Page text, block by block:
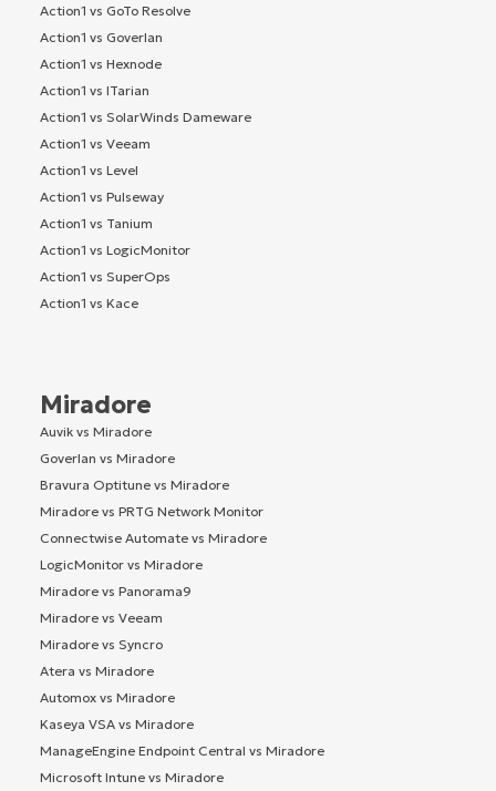
Action1 vs GoTo Resolve
Action1 vs Goverlan
Action1 vs Hexnode
Action1 vs ITarian
Action1 vs SolarWinds Dameware
Action1 vs Veeam
Action1 vs Level
Action1 vs Pulseway
Action1 vs Tanium
Action1 vs LogicMonitor
Action1 vs SuperOps
Action1 vs Kace
Miradore
Auvik vs Miradore
Goverlan vs Miradore
Bravura Optitune vs Miradore
Miradore vs PRTG Network Monitor
Connectwise Automate vs Miradore
LogicMonitor vs Miradore
Miradore vs Panorama9
Miradore vs Veeam
Miradore vs Syncro
Atera vs Miradore
Automox vs Miradore
Kaseya VSA vs Miradore
ManageEngine Endpoint Central vs Miradore
Microsoft Intune vs Miradore